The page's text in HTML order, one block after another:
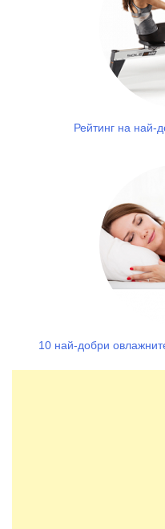
Рейтинг на най-
10 най-добри